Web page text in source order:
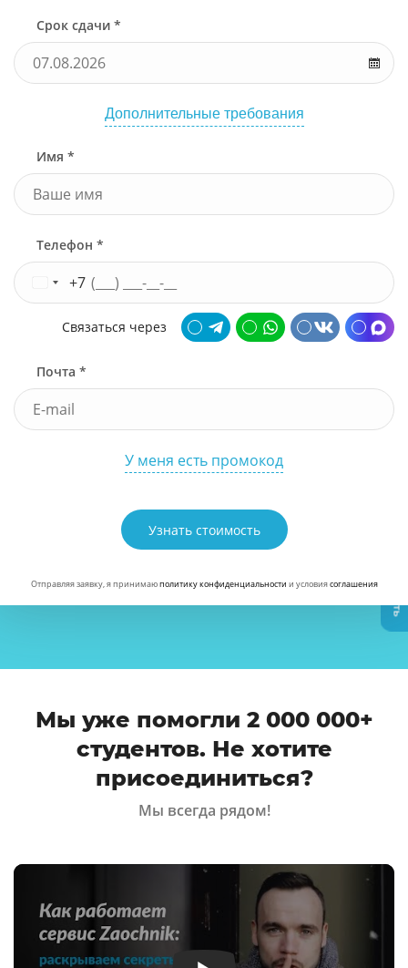
Срок сдачи *
Дополнительные требования
Имя *
Телефон *
+7
Связаться через
Почта *
У меня есть промокод
Узнать стоимость
Отправляя заявку, я принимаюполитику конфиденциальности и условиясоглашения
Мы уже помогли 2 000 000+
студентов. Не хотите
присоединиться?
Мы всегда рядом!